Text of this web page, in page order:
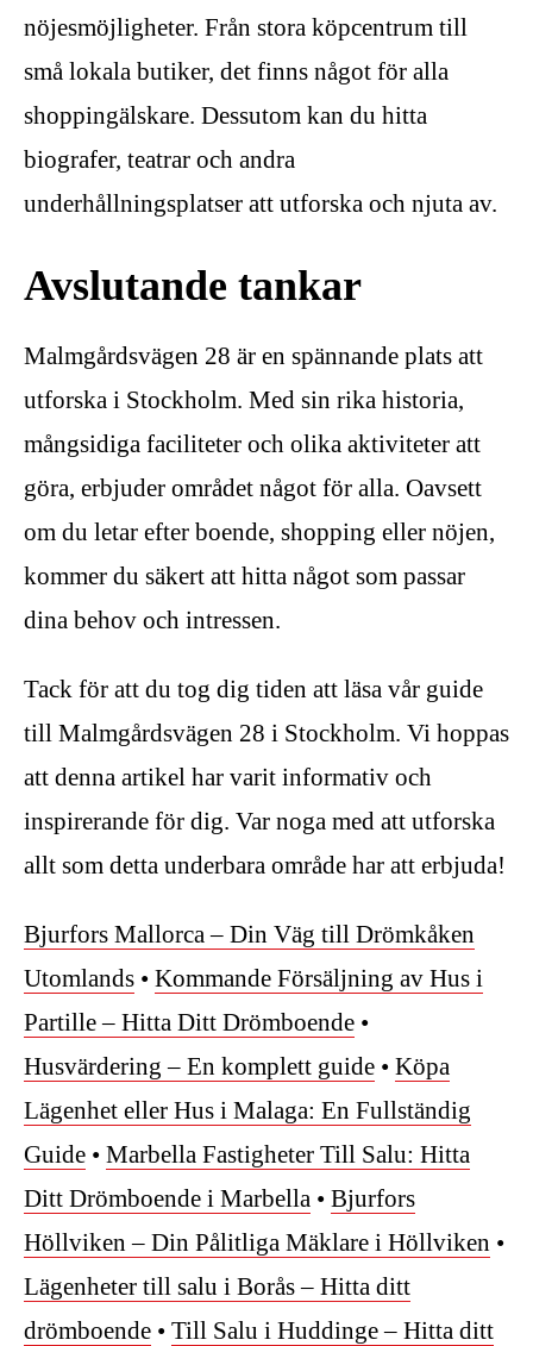
nöjesmöjligheter. Från stora köpcentrum till
små lokala butiker, det finns något för alla
shoppingälskare. Dessutom kan du hitta
biografer, teatrar och andra
underhållningsplatser att utforska och njuta av.
Avslutande tankar
Malmgårdsvägen 28 är en spännande plats att
utforska i Stockholm. Med sin rika historia,
mångsidiga faciliteter och olika aktiviteter att
göra, erbjuder området något för alla. Oavsett
om du letar efter boende, shopping eller nöjen,
kommer du säkert att hitta något som passar
dina behov och intressen.
Tack för att du tog dig tiden att läsa vår guide
till Malmgårdsvägen 28 i Stockholm. Vi hoppas
att denna artikel har varit informativ och
inspirerande för dig. Var noga med att utforska
allt som detta underbara område har att erbjuda!
Bjurfors Mallorca – Din Väg till Drömkåken
Utomlands • Kommande Försäljning av Hus i
Partille – Hitta Ditt Drömboende •
Husvärdering – En komplett guide • Köpa
Lägenhet eller Hus i Malaga: En Fullständig
Guide • Marbella Fastigheter Till Salu: Hitta
Ditt Drömboende i Marbella • Bjurfors
Höllviken – Din Pålitliga Mäklare i Höllviken •
Lägenheter till salu i Borås – Hitta ditt
drömboende • Till Salu i Huddinge – Hitta ditt